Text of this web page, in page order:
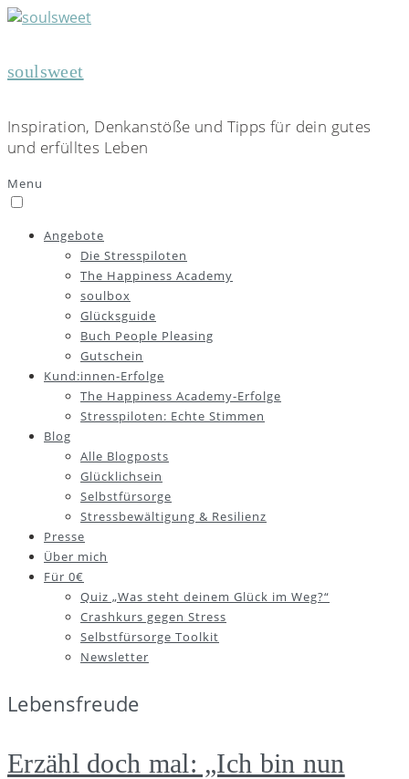
soulsweet
Inspiration, Denkanstöße und Tipps für dein gutes
und erfülltes Leben
Menu
Angebote
Die Stresspiloten
The Happiness Academy
soulbox
Glücksguide
Buch People Pleasing
Gutschein
Kund:innen-Erfolge
The Happiness Academy-Erfolge
Stresspiloten: Echte Stimmen
Blog
Alle Blogposts
Glücklichsein
Selbstfürsorge
Stressbewältigung & Resilienz
Presse
Über mich
Für 0€
Quiz „Was steht deinem Glück im Weg?“
Crashkurs gegen Stress
Selbstfürsorge Toolkit
Newsletter
Lebensfreude
Erzähl doch mal: „Ich bin nun